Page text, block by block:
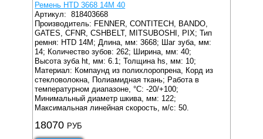
Ремень HTD 3668 14M 40
Артикул:818403668
Производитель: FENNER, CONTITECH, BANDO,
GATES, CFNR, CSHBELT, MITSUBOSHI, PIX; Тип
ремня: HTD 14M; Длина, мм: 3668; Шаг зуба, мм:
14; Количество зубов: 262; Ширина, мм: 40;
Высота зуба ht, мм: 6.1; Толщина hs, мм: 10;
Материал: Компаунд из полихлоропрена, Корд из
стекловолокна, Полиамидная ткань; Работа в
температурном диапазоне, °C: -20/+100;
Минимальный диаметр шкива, мм: 122;
Максимальная линейная скорость, м/с: 50.
18070 РУБ